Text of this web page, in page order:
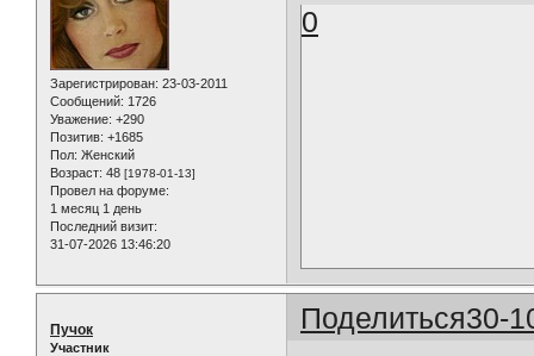
Зарегистрирован: 23-03-2011
Сообщений: 1726
Уважение: +290
Позитив: +1685
Пол: Женский
Возраст: 48 [1978-01-13]
Провел на форуме:
1 месяц 1 день
Последний визит:
31-07-2026 13:46:20
0
Поделиться30-
Пучок
Участник